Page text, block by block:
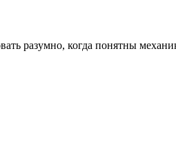
разумно, когда понятны